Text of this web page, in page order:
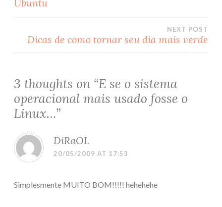
Ubuntu
NEXT POST
Dicas de como tornar seu dia mais verde
3 thoughts on “E se o sistema
operacional mais usado fosse o
Linux…”
DiRaOL
20/05/2009 AT 17:53
Simplesmente MUITO BOM!!!!! hehehehe